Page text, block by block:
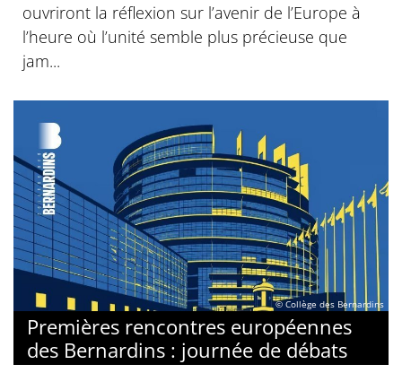
ouvriront la réflexion sur l’avenir de l’Europe à
l’heure où l’unité semble plus précieuse que
jam...
© Collège des Bernardins
Premières rencontres européennes
des Bernardins : journée de débats